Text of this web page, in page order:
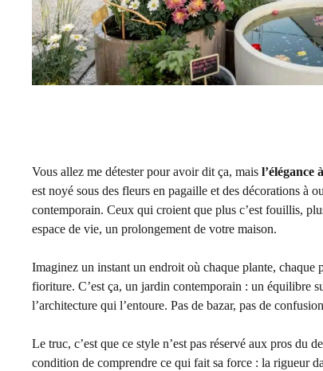
Vous allez me détester pour avoir dit ça, mais l’élégance
est noyé sous des fleurs en pagaille et des décorations à
contemporain. Ceux qui croient que plus c’est fouillis,
espace de vie, un prolongement de votre maison.
Imaginez un instant un endroit où chaque plante,
fioriture. C’est ça, un jardin contemporain : un équilibre
l’architecture qui l’entoure. Pas de bazar, pas de
Le truc, c’est que ce style n’est pas réservé aux pros du
condition de comprendre ce qui fait sa force : la rigueur